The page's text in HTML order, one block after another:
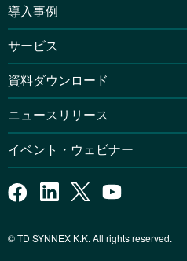
導入事例
サービス
資料ダウンロード
ニュースリリース
イベント・ウェビナー
© TD SYNNEX K.K. All rights reserved.